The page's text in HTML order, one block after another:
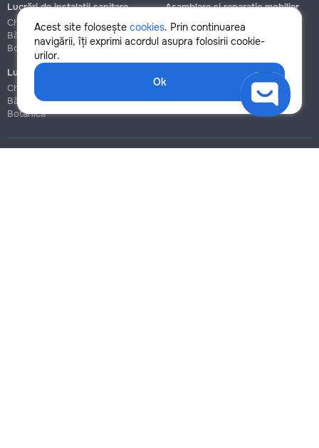
Acest site folosește cookies. Prin continuarea
navigării, îți exprimi acordul asupra folosirii cookie-
urilor.
Ok
Lucrări de instalații sanitare
Chișinău
Bălți
Botanica
Asamblare și reparație mobilier
Chișinău
Botanica
Lucrări de construcție și instalare
Chișinău
Bălți
Botanica